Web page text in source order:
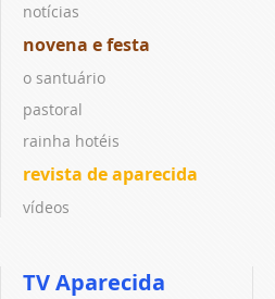
notícias
novena e festa
o santuário
pastoral
rainha hotéis
revista de aparecida
vídeos
TV Aparecida